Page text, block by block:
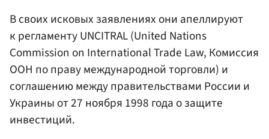
В своих исковых заявлениях они апеллируют
к регламенту UNCITRAL (United Nations
Commission on International Trade Law, Комиссия
ООН по праву международной торговли) и
соглашению между правительствами России и
Украины от 27 ноября 1998 года о защите
инвестиций.